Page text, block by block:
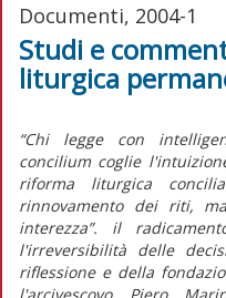
Documenti, 2004-1
Studi e
liturgica
“Chi legge con
concilium coglie
riforma liturgica
rinnovamento dei riti,
interezza”. il
l'irreversibilità delle
riflessione e della